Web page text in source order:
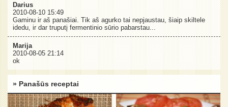
Darius
2010-08-10 15:49
Gaminu ir aš panašiai. Tik aš agurko tai nepjaustau, šiaip skiltele
idedu, ir dar truputį fermentinio sūrio pabarstau...
Marija
2010-08-05 21:14
ok
» Panašūs receptai